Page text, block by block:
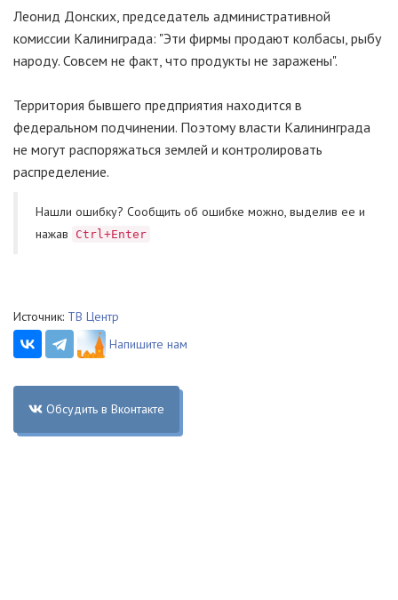
Леонид Донских, председатель административной
комиссии Калиниграда: "Эти фирмы продают колбасы, рыбу
народу. Совсем не факт, что продукты не заражены".
Территория бывшего предприятия находится в
федеральном подчинении. Поэтому власти Калининграда
не могут распоряжаться землей и контролировать
распределение.
Нашли ошибку? Cообщить об ошибке можно, выделив ее и
нажав
Ctrl+Enter
Источник: ТВ Центр
Напишите нам
Обсудить в Вконтакте